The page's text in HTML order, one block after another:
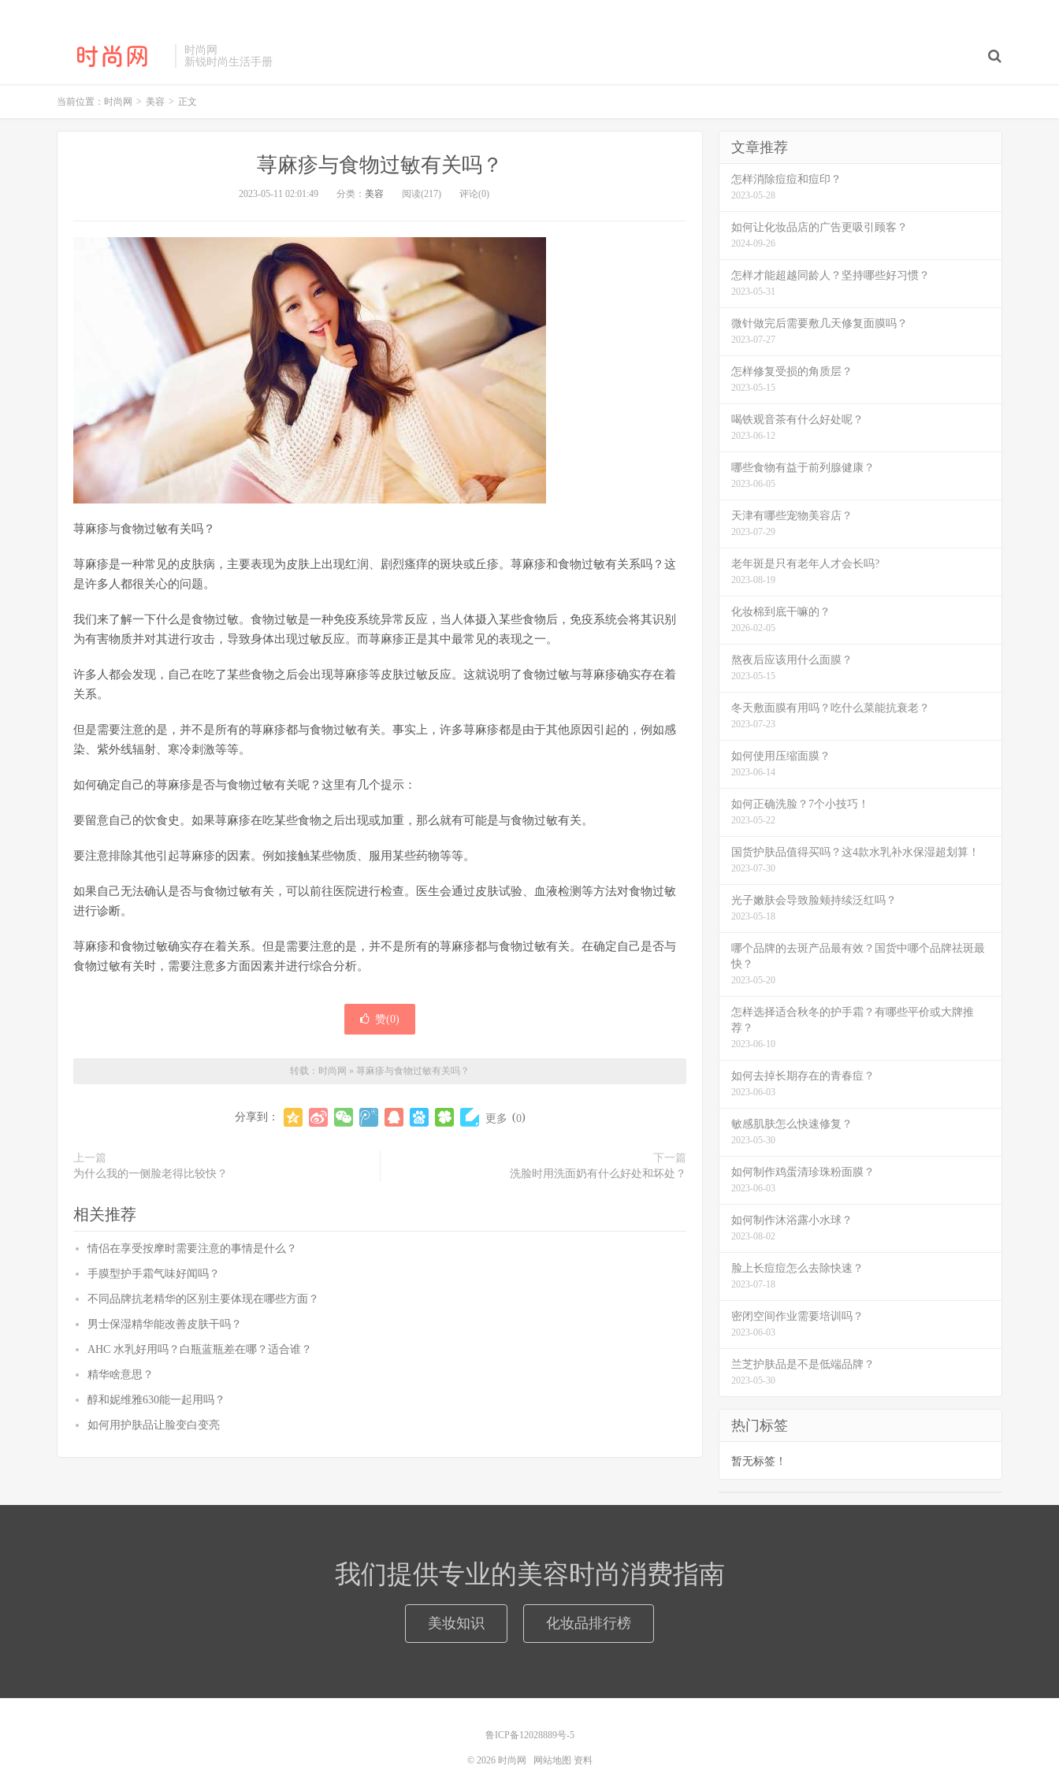
时尚网
新锐时尚生活手册
当前位置： 时尚网 > 美容 > 正文
荨麻疹与食物过敏有关吗？
2023-05-11 02:01:49 分类： 美容 阅读(217) 评论(0)
荨麻疹与食物过敏有关吗？
荨麻疹是一种常见的皮肤病，主要表现为皮肤上出现红润、剧烈瘙痒的斑块或丘疹。荨麻疹和食物过敏有关系吗？这
是许多人都很关心的问题。
我们来了解一下什么是食物过敏。食物过敏是一种免疫系统异常反应，当人体摄入某些食物后，免疫系统会将其识别
为有害物质并对其进行攻击，导致身体出现过敏反应。而荨麻疹正是其中最常见的表现之一。
许多人都会发现，自己在吃了某些食物之后会出现荨麻疹等皮肤过敏反应。这就说明了食物过敏与荨麻疹确实存在着
关系。
但是需要注意的是，并不是所有的荨麻疹都与食物过敏有关。事实上，许多荨麻疹都是由于其他原因引起的，例如感
染、紫外线辐射、寒冷刺激等等。
如何确定自己的荨麻疹是否与食物过敏有关呢？这里有几个提示：
要留意自己的饮食史。如果荨麻疹在吃某些食物之后出现或加重，那么就有可能是与食物过敏有关。
要注意排除其他引起荨麻疹的因素。例如接触某些物质、服用某些药物等等。
如果自己无法确认是否与食物过敏有关，可以前往医院进行检查。医生会通过皮肤试验、血液检测等方法对食物过敏
进行诊断。
荨麻疹和食物过敏确实存在着关系。但是需要注意的是，并不是所有的荨麻疹都与食物过敏有关。在确定自己是否与
食物过敏有关时，需要注意多方面因素并进行综合分析。
赞(0)
转载： 时尚网 » 荨麻疹与食物过敏有关吗？
分享到： 更多 (0)
上一篇
为什么我的一侧脸老得比较快？
下一篇
洗脸时用洗面奶有什么好处和坏处？
相关推荐
情侣在享受按摩时需要注意的事情是什么？
手膜型护手霜气味好闻吗？
不同品牌抗老精华的区别主要体现在哪些方面？
男士保湿精华能改善皮肤干吗？
AHC 水乳好用吗？白瓶蓝瓶差在哪？适合谁？
精华啥意思？
醇和妮维雅630能一起用吗？
如何用护肤品让脸变白变亮
文章推荐
怎样消除痘痘和痘印？
2023-05-28
如何让化妆品店的广告更吸引顾客？
2024-09-26
怎样才能超越同龄人？坚持哪些好习惯？
2023-05-31
微针做完后需要敷几天修复面膜吗？
2023-07-27
怎样修复受损的角质层？
2023-05-15
喝铁观音茶有什么好处呢？
2023-06-12
哪些食物有益于前列腺健康？
2023-06-05
天津有哪些宠物美容店？
2023-07-29
老年斑是只有老年人才会长吗?
2023-08-19
化妆棉到底干嘛的？
2026-02-05
熬夜后应该用什么面膜？
2023-05-15
冬天敷面膜有用吗？吃什么菜能抗衰老？
2023-07-23
如何使用压缩面膜？
2023-06-14
如何正确洗脸？7个小技巧！
2023-05-22
国货护肤品值得买吗？这4款水乳补水保湿超划算！
2023-07-30
光子嫩肤会导致脸颊持续泛红吗？
2023-05-18
哪个品牌的去斑产品最有效？国货中哪个品牌祛斑最
快？
2023-05-20
怎样选择适合秋冬的护手霜？有哪些平价或大牌推
荐？
2023-06-10
如何去掉长期存在的青春痘？
2023-06-03
敏感肌肤怎么快速修复？
2023-05-30
如何制作鸡蛋清珍珠粉面膜？
2023-06-03
如何制作沐浴露小水球？
2023-08-02
脸上长痘痘怎么去除快速？
2023-07-18
密闭空间作业需要培训吗？
2023-06-03
兰芝护肤品是不是低端品牌？
2023-05-30
热门标签
暂无标签！
我们提供专业的美容时尚消费指南
美妆知识 化妆品排行榜
鲁ICP备12028889号-5
© 2026 时尚网 网站地图 资料